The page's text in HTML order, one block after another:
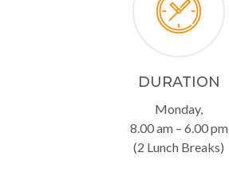
DURATION
Monday,
8.00 am – 6.00 pm
(2 Lunch Breaks)